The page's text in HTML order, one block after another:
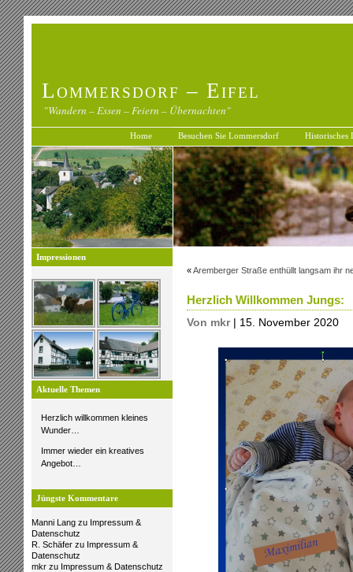
Lommersdorf – Eifel
"Wandern – Essen – Feiern – Übernachten"
Home Besuchen Sie Lommersdorf Historisches
Impressionen
Aktuelle Themen
Herzlich willkommen kleines
Wunder…
Immer wieder ein kreatives
Angebot…
Jüngste Kommentare
Manni Lang zu Impressum &
Datenschutz
R. Schäfer zu Impressum &
Datenschutz
mkr zu Impressum & Datenschutz
«Aremberger Straße enthüllt langsam ihr
Herzlich Willkommen Jungs:
Von mkr| 15. November 2020